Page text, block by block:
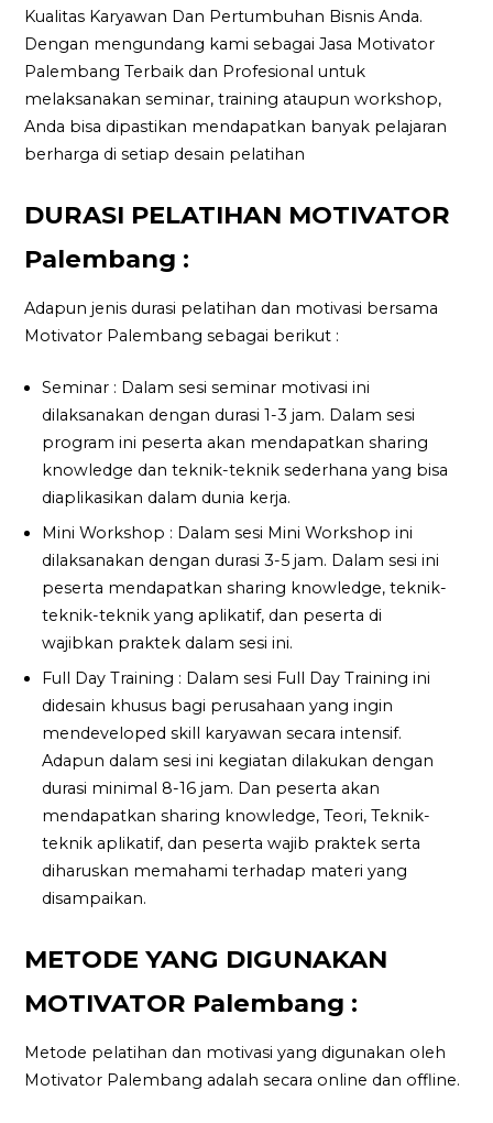
Kualitas Karyawan Dan Pertumbuhan Bisnis Anda.
Dengan mengundang kami sebagai Jasa Motivator
Palembang Terbaik dan Profesional untuk
melaksanakan seminar, training ataupun workshop,
Anda bisa dipastikan mendapatkan banyak pelajaran
berharga di setiap desain pelatihan
DURASI PELATIHAN MOTIVATOR
Palembang :
Adapun jenis durasi pelatihan dan motivasi bersama
Motivator Palembang sebagai berikut :
Seminar : Dalam sesi seminar motivasi ini
dilaksanakan dengan durasi 1-3 jam. Dalam sesi
program ini peserta akan mendapatkan sharing
knowledge dan teknik-teknik sederhana yang bisa
diaplikasikan dalam dunia kerja.
Mini Workshop : Dalam sesi Mini Workshop ini
dilaksanakan dengan durasi 3-5 jam. Dalam sesi ini
peserta mendapatkan sharing knowledge, teknik-
teknik-teknik yang aplikatif, dan peserta di
wajibkan praktek dalam sesi ini.
Full Day Training : Dalam sesi Full Day Training ini
didesain khusus bagi perusahaan yang ingin
mendeveloped skill karyawan secara intensif.
Adapun dalam sesi ini kegiatan dilakukan dengan
durasi minimal 8-16 jam. Dan peserta akan
mendapatkan sharing knowledge, Teori, Teknik-
teknik aplikatif, dan peserta wajib praktek serta
diharuskan memahami terhadap materi yang
disampaikan.
METODE YANG DIGUNAKAN
MOTIVATOR Palembang :
Metode pelatihan dan motivasi yang digunakan oleh
Motivator Palembang adalah secara online dan offline.